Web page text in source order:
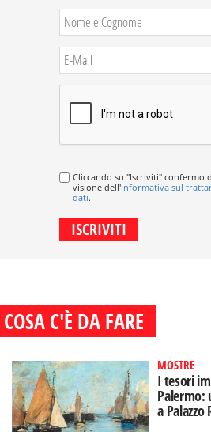
Cliccando su "Iscriviti" confermo
visione dell'informativa sul
dati.
COSA C'È DA FARE
MOSTRE
I tesori
Palermo:
a Palazzo